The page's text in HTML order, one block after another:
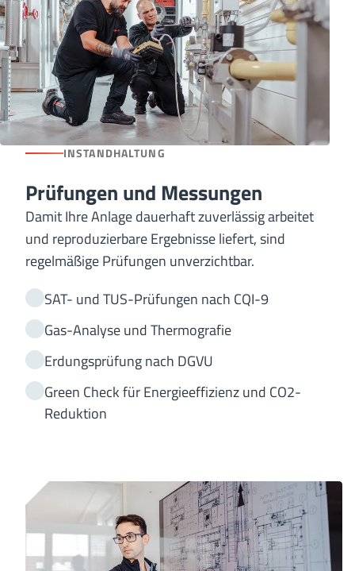
INSTANDHALTUNG
Prüfungen und Messungen
Damit Ihre Anlage dauerhaft zuverlässig arbeitet
und reproduzierbare Ergebnisse liefert, sind
regelmäßige Prüfungen unverzichtbar.
SAT- und TUS-Prüfungen nach CQI-9
Gas-Analyse und Thermografie
Erdungsprüfung nach DGVU
Green Check für Energieeffizienz und CO2-
Reduktion